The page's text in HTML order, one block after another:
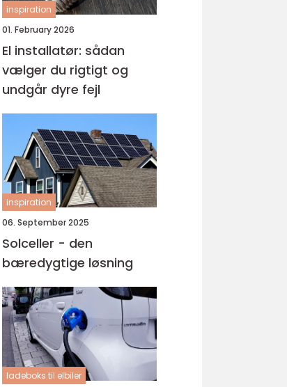
inspiration
01. February 2026
El installatør: sådan
vælger du rigtigt og
undgår dyre fejl
inspiration
06. September 2025
Solceller - den
bæredygtige løsning
ladeboks til elbiler